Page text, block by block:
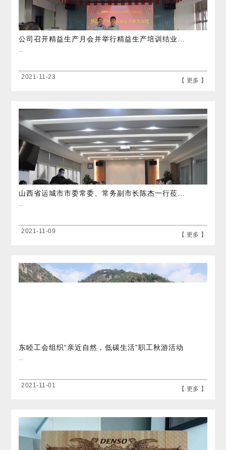
2021-11-23 【 更多 】
2021-11-09 【 更多 】
东睦工会组织“亲近自然，低碳生活”职工秋游活动
2021-11-01 【 更多 】